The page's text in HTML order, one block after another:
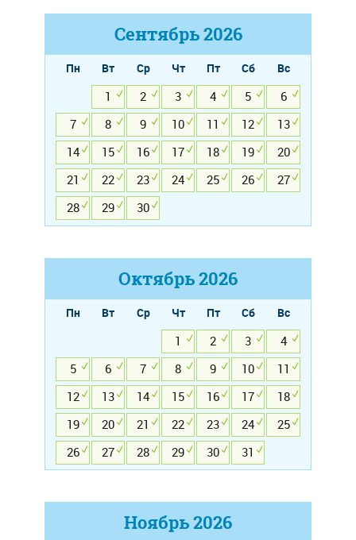
Сентябрь2026
Пн Вт Ср Чт Пт Сб
Вс
1
2 3 4 5
6
7
8 9 10 11 12
13
14
15 16 17 18 19
20
21
22 23 24 25 26
27
28
29 30
Октябрь2026
Пн Вт Ср Чт Пт Сб
Вс
1
2 3
4
5
6 7 8 9 10
11
12
13 14 15 16 17
18
19
20 21 22 23 24
25
26
27 28 29 30 31
Ноябрь2026